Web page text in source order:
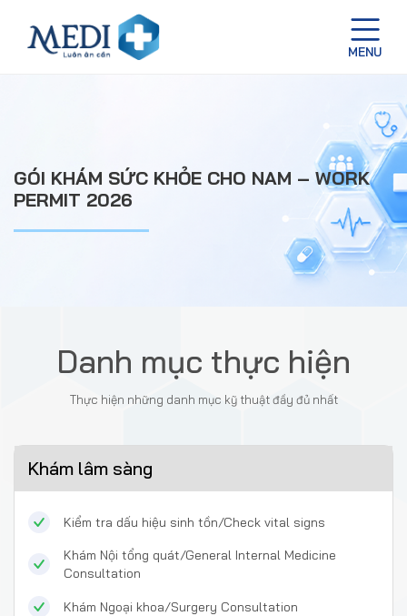
GÓI KHÁM SỨC KHỎE CHO NAM – WORK
PERMIT 2026
Danh mục thực hiện
Thực hiện những danh mục kỹ thuật đầy đủ nhất
Khám lâm sàng
Kiểm tra dấu hiệu sinh tồn/Check vital signs
Khám Nội tổng quát/General Internal Medicine
Consultation
Khám Ngoại khoa/Surgery Consultation